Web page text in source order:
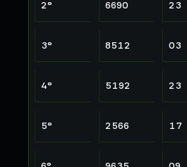
2° 6690 23
3° 8512 03
4° 5192 23
5° 2566 17